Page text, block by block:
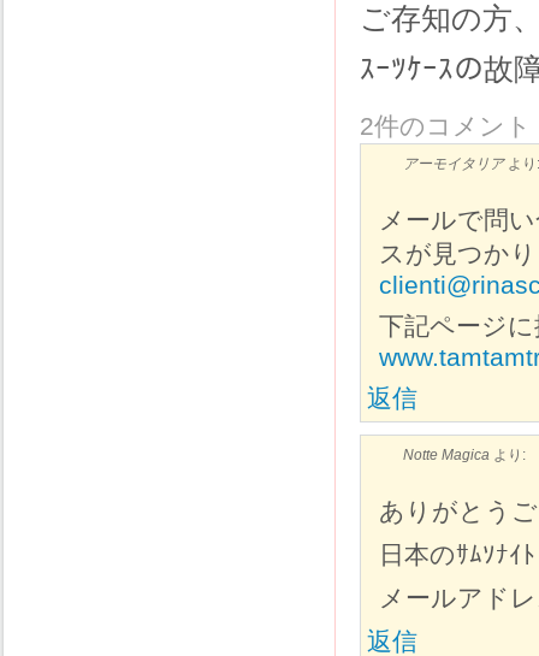
ご存知の方
ｽｰﾂｹｰｽの故
2件のコメント
アーモイタリア より:
メールで問
スが見つか
下記ページ
返信
Notte Magica より:
ありがとう
日本のｻﾑｿﾅ
メールアド
返信